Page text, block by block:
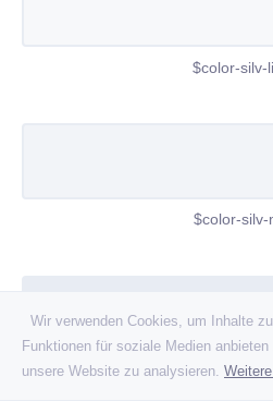
Wir verwenden Cookies, um Inhalte
Funktionen für soziale Medien
unsere Website zu analysieren.
$color-silv-
$color-silv-
$color-silv-